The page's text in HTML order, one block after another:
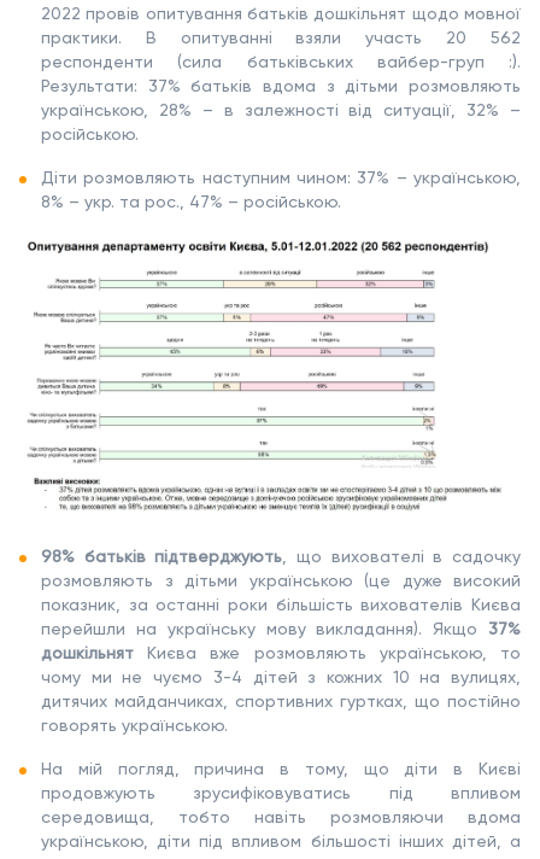
2022 провів опитування батьків дошкільнят щодо мовної
практики. В опитуванні взяли участь 20 562
респонденти (сила батьківських вайбер-груп :).
Результати: 37% батьків вдома з дітьми розмовляють
українською, 28% – в залежності від ситуації, 32% –
російською.
Діти розмовляють наступним чином: 37% – українською,
8% – укр. та рос., 47% – російською.
98% батьків підтверджують , що вихователі в садочку
розмовляють з дітьми українською (це дуже високий
показник, за останні роки більшість вихователів Києва
перейшли на українську мову викладання). Якщо 37%
дошкільнят Києва вже розмовляють українською, то
чому ми не чуємо 3-4 дітей з кожних 10 на вулицях,
дитячих майданчиках, спортивних гуртках, що постійно
говорять українською.
На мій погляд, причина в тому, що діти в Києві
продовжують зрусифіковуватись під впливом
середовища, тобто навіть розмовляючи вдома
українською, діти під впливом більшості інших дітей, а